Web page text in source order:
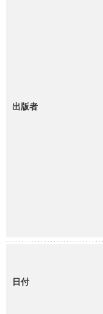
出版者
日付